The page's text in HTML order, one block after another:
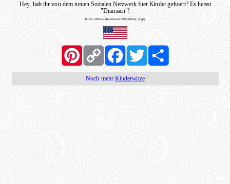
Hey, hab ihr von dem neuen Sozialen Netzwerk fuer Kinder gehoert? Es heisst
"Draussen"!
https://100xhahaha.com/pic!dbf33a9f-de_sf.jpg
PinterestCopy
Link
FacebookTwitter Share
Noch mehr Kinderwitze